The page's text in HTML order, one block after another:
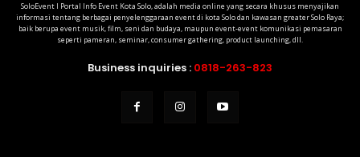
SoloEvent I Portal Info Event Kota Solo, adalah media online yang secara khusus menyajikan
informasi tentang berbagai penyelenggaraan event di kota Solo dan kawasan greater Solo Raya;
baik berupa event musik, film, seni dan budaya, maupun event-event komunikasi pemasaran
seperti pameran, seminar, consumer gathering, product launching, dll.
Business inquiries : 0818-263-823